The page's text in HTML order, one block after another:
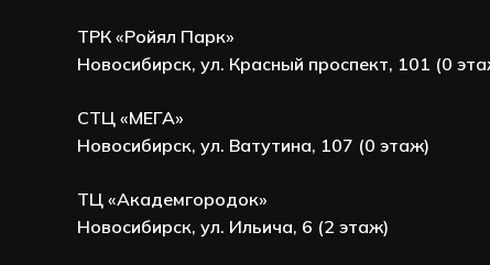
ТРК «Ройял Парк»
Новосибирск, ул. Красный проспект, 101 (0
СТЦ «МЕГА»
Новосибирск, ул. Ватутина, 107 (0 этаж)
ТЦ «Академгородок»
Новосибирск, ул. Ильича, 6 (2 этаж)